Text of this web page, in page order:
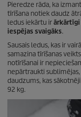
Pieredze rāda, ka
tīrīšana notiek daudz
ledus iekārtu irārkārtīgi
iespējas svaigāks.
Sausais ledus, kas ir
samazina tīrīšanas
notīrīšanai ir
nepārtraukti
daudzums, kas
92 kg.